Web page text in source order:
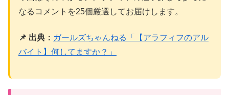
なるコメントを25個厳選してお届けします。
📌 出典： ガールズちゃんねる「【アラフィフのアル
バイト】何してますか？」